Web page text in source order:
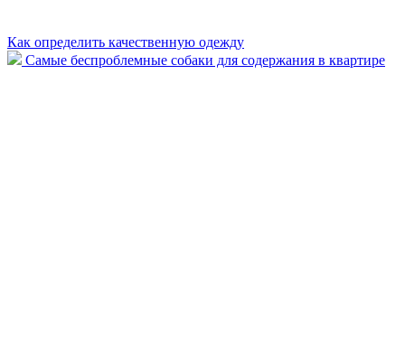
Как определить качественную одежду
Самые беспроблемные собаки для содержания в квартире